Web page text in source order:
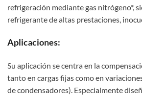
refrigeración mediante gas nitrógeno*,
refrigerante de altas prestaciones,
Aplicaciones:
Su aplicación se centra en la
tanto en cargas fijas como en
de condensadores). Especialmente